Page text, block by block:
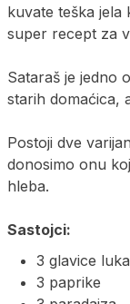
kuvate teška jela
super recept za
Sataraš je jedno
starih domaćica,
Postoji dve
donosimo onu
hleba.
Sastojci:
3 glavice luka
3 paprike